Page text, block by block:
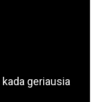
geriausia